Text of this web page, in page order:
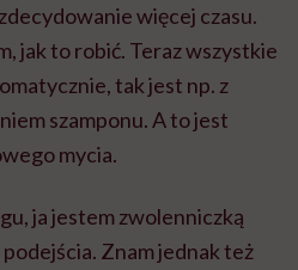
więcej czasu.
jak to robić. Teraz wszystkie
tak jest np. z
szamponu. A to jest
mycia.
ja jestem zwolenniczką
Znam jednak też